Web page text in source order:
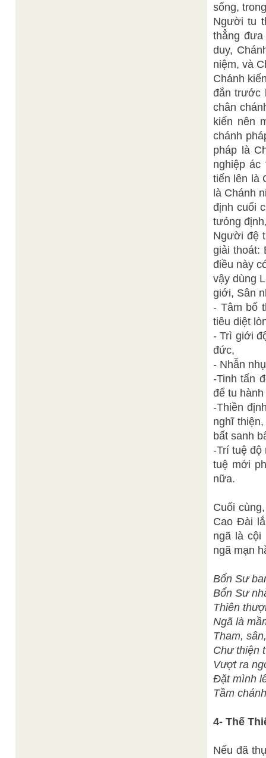
sống,
Người tu
thẳng
duy,
niệm, và
Chánh
đắn trước
chân
kiến nên
chánh
pháp là
nghiệp ác
tiến lên là
là Chánh
định cuối
tưỏng
Người đệ
giải thoát:
điều này
vậy dùng
giới, Sân
- Tâm bố
tiêu diệt
- Trì giới
đức,
- Nhẫn
-Tinh tấn
để tu
-Thiền
nghĩ
bất sanh
-Trí tuệ độ
tuệ mới
nữa.
Cuối
Cao Đài
ngã là cội
ngã mạn
Bổn Sư
Bổn Sư
Thiên
Ngã là
Tham,
Chư thiện
Vượt ra
Đặt mình
Tầm
4- Thế
Nếu đã